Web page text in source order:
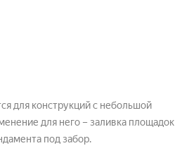
для конструкций с небольшой
для него – заливка площадок
под забор.